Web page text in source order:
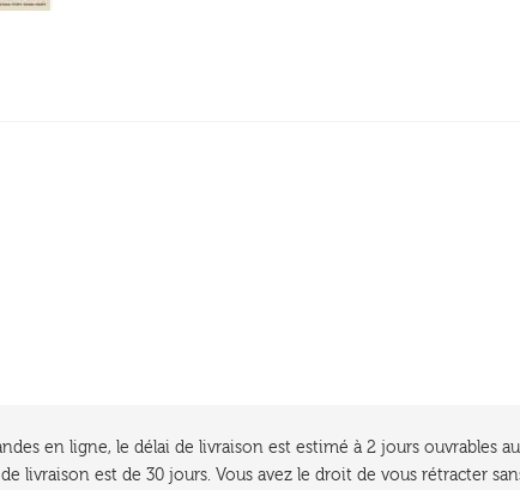
en ligne, le délai de livraison est estimé à 2 jours ouvrables
livraison est de 30 jours. Vous avez le droit de vous rétracter